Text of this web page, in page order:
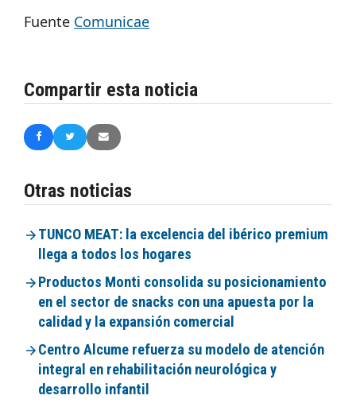
Fuente Comunicae
Compartir esta noticia
Otras noticias
TUNCO MEAT: la excelencia del ibérico premium
llega a todos los hogares
Productos Monti consolida su posicionamiento
en el sector de snacks con una apuesta por la
calidad y la expansión comercial
Centro Alcume refuerza su modelo de atención
integral en rehabilitación neurológica y
desarrollo infantil